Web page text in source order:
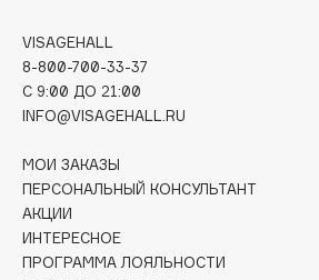
Clarette
Clarins
Clarins Precious
Clinique
Clive Christian
Club De Nuit
Collagenina
VISAGEHALL
8-800-700-33-37
C 9:00 ДО 21:00
INFO@VISAGEHALL.RU
МОИ ЗАКАЗЫ
ПЕРСОНАЛЬНЫЙ КОНСУЛЬТАНТ
АКЦИИ
ИНТЕРЕСНОЕ
ПРОГРАММА ЛОЯЛЬНОСТИ